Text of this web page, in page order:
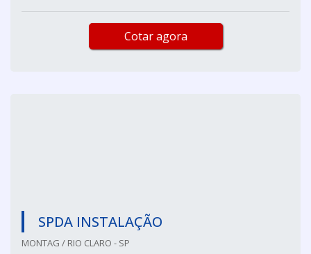
Cotar agora
SPDA INSTALAÇÃO
MONTAG / RIO CLARO - SP